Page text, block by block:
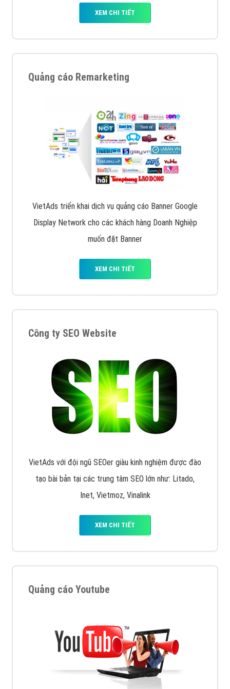
XEM CHI TIẾT
Quảng cáo Remarketing
VietAds triển khai dịch vụ quảng cáo Banner Google
Display Network cho các khách hàng Doanh Nghiệp
muốn đặt Banner
XEM CHI TIẾT
Công ty SEO Website
VietAds với đội ngũ SEOer giàu kinh nghiệm được đào
tạo bài bản tại các trung tâm SEO lớn như: Litado,
Inet, Vietmoz, Vinalink
XEM CHI TIẾT
Quảng cáo Youtube